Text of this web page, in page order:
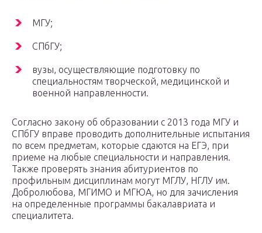
МГУ;
СПбГУ;
вузы, осуществляющие подготовку по
специальностям творческой, медицинской и
военной направленности.
Согласно закону об образовании с 2013 года МГУ и
СПбГУ вправе проводить дополнительные испытания
по всем предметам, которые сдаются на ЕГЭ, при
приеме на любые специальности и направления.
Также проверять знания абитуриентов по
профильным дисциплинам могут МГЛУ, НГЛУ им.
Добролюбова, МГИМО и МГЮА, но для зачисления
на определенные программы бакалавриата и
специалитета.